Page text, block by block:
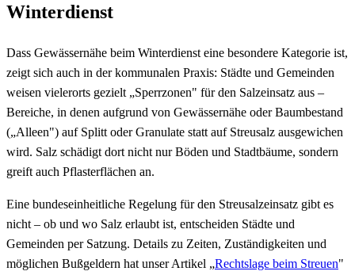
Winterdienst
Dass Gewässernähe beim Winterdienst eine besondere Kategorie ist,
zeigt sich auch in der kommunalen Praxis: Städte und Gemeinden
weisen vielerorts gezielt „Sperrzonen" für den Salzeinsatz aus –
Bereiche, in denen aufgrund von Gewässernähe oder Baumbestand
(„Alleen") auf Splitt oder Granulate statt auf Streusalz ausgewichen
wird. Salz schädigt dort nicht nur Böden und Stadtbäume, sondern
greift auch Pflasterflächen an.
Eine bundeseinheitliche Regelung für den Streusalzeinsatz gibt es
nicht – ob und wo Salz erlaubt ist, entscheiden Städte und
Gemeinden per Satzung. Details zu Zeiten, Zuständigkeiten und
möglichen Bußgeldern hat unser Artikel „Rechtslage beim Streuen"